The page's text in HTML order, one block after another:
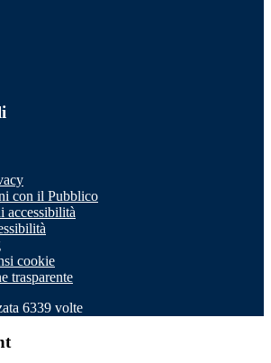
con il Pubblico
accessibilità
cookie
trasparente
6339 volte